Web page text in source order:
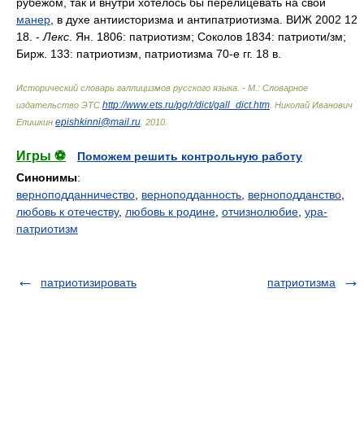
манер , в духе антиисторизма и антипатриотизма. ВИЖ 2002 12
18. - Лекс . Ян. 1806: патриотизм; Соколов 1834: патриоти/зм;
Бирж. 133: патриотизм, патриотизма 70-е гг. 18 в.
Исторический словарь галлицизмов русского языка. - М.: Словарное
издательство ЭТС http://www.ets.ru/pg/r/dict/gall_dict.htm Николай Иванович
Епишкин epishkinni@mail.ru 2010
Игры ⚽
Поможем решить контрольную работу
Синонимы:
верноподданничество верноподданность верноподданство
любовь к отечеству, любовь к родине отчизнолюбие ура-
патриотизм
патриотизировать патриотизма